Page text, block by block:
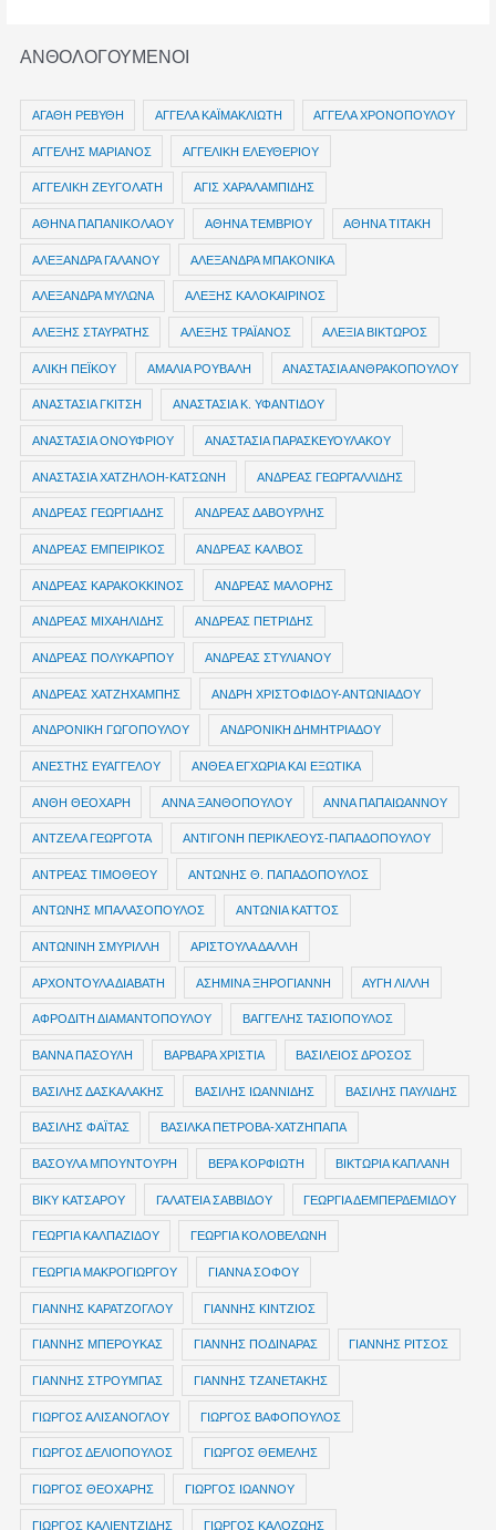
ΑΝΘΟΛΟΓΟΥΜΕΝΟΙ
ΑΓΑΘΗ ΡΕΒΥΘΗ ΑΓΓΕΛΑ ΚΑΪΜΑΚΛΙΩΤΗ ΑΓΓΕΛΑ ΧΡΟΝΟΠΟΥΛΟΥ
ΑΓΓΕΛΗΣ ΜΑΡΙΑΝΟΣ ΑΓΓΕΛΙΚΗ ΕΛΕΥΘΕΡΙΟΥ
ΑΓΓΕΛΙΚΗ ΖΕΥΓΟΛΑΤΗ ΑΓΙΣ ΧΑΡΑΛΑΜΠΙΔΗΣ
ΑΘΗΝΑ ΠΑΠΑΝΙΚΟΛΑΟΥ ΑΘΗΝΑ ΤΕΜΒΡΙΟΥ ΑΘΗΝΑ ΤΙΤΑΚΗ
ΑΛΕΞΑΝΔΡΑ ΓΑΛΑΝΟΥ ΑΛΕΞΑΝΔΡΑ ΜΠΑΚΟΝΙΚΑ
ΑΛΕΞΑΝΔΡΑ ΜΥΛΩΝΑ ΑΛΕΞΗΣ ΚΑΛΟΚΑΙΡΙΝΟΣ
ΑΛΕΞΗΣ ΣΤΑΥΡΑΤΗΣ ΑΛΕΞΗΣ ΤΡΑΪΑΝΟΣ ΑΛΕΞΙΑ ΒΙΚΤΩΡΟΣ
ΑΛΙΚΗ ΠΕΪΚΟΥ ΑΜΑΛΙΑ ΡΟΥΒΑΛΗ ΑΝΑΣΤΑΣΙΑ ΑΝΘΡΑΚΟΠΟΥΛΟΥ
ΑΝΑΣΤΑΣΙΑ ΓΚΙΤΣΗ ΑΝΑΣΤΑΣΙΑ Κ. ΥΦΑΝΤΙΔΟΥ
ΑΝΑΣΤΑΣΙΑ ΟΝΟΥΦΡΙΟΥ ΑΝΑΣΤΑΣΙΑ ΠΑΡΑΣΚΕΥΟΥΛΑΚΟΥ
ΑΝΑΣΤΑΣΙΑ ΧΑΤΖΗΛΟΗ-ΚΑΤΣΩΝΗ ΑΝΔΡΕΑΣ ΓΕΩΡΓΑΛΛΙΔΗΣ
ΑΝΔΡΕΑΣ ΓΕΩΡΓΙΑΔΗΣ ΑΝΔΡΕΑΣ ΔΑΒΟΥΡΛΗΣ
ΑΝΔΡΕΑΣ ΕΜΠΕΙΡΙΚΟΣ ΑΝΔΡΕΑΣ ΚΑΛΒΟΣ
ΑΝΔΡΕΑΣ ΚΑΡΑΚΟΚΚΙΝΟΣ ΑΝΔΡΕΑΣ ΜΑΛΟΡΗΣ
ΑΝΔΡΕΑΣ ΜΙΧΑΗΛΙΔΗΣ ΑΝΔΡΕΑΣ ΠΕΤΡΙΔΗΣ
ΑΝΔΡΕΑΣ ΠΟΛΥΚΑΡΠΟΥ ΑΝΔΡΕΑΣ ΣΤΥΛΙΑΝΟΥ
ΑΝΔΡΕΑΣ ΧΑΤΖΗΧΑΜΠΗΣ ΑΝΔΡΗ ΧΡΙΣΤΟΦΙΔΟΥ-ΑΝΤΩΝΙΑΔΟΥ
ΑΝΔΡΟΝΙΚΗ ΓΩΓΟΠΟΥΛΟΥ ΑΝΔΡΟΝΙΚΗ ΔΗΜΗΤΡΙΑΔΟΥ
ΑΝΕΣΤΗΣ ΕΥΑΓΓΕΛΟΥ ΑΝΘΕΑ ΕΓΧΩΡΙΑ ΚΑΙ ΕΞΩΤΙΚΑ
ΑΝΘΗ ΘΕΟΧΑΡΗ ΑΝΝΑ ΞΑΝΘΟΠΟΥΛΟΥ ΑΝΝΑ ΠΑΠΑΙΩΑΝΝΟΥ
ΑΝΤΖΕΛΑ ΓΕΩΡΓΟΤΑ ΑΝΤΙΓΟΝΗ ΠΕΡΙΚΛΕΟΥΣ-ΠΑΠΑΔΟΠΟΥΛΟΥ
ΑΝΤΡΕΑΣ ΤΙΜΟΘΕΟΥ ΑΝΤΩΝΗΣ Θ. ΠΑΠΑΔΟΠΟΥΛΟΣ
ΑΝΤΩΝΗΣ ΜΠΑΛΑΣΟΠΟΥΛΟΣ ΑΝΤΩΝΙΑ ΚΑΤΤΟΣ
ΑΝΤΩΝΙΝΗ ΣΜΥΡΙΛΛΗ ΑΡΙΣΤΟΥΛΑ ΔΑΛΛΗ
ΑΡΧΟΝΤΟΥΛΑ ΔΙΑΒΑΤΗ ΑΣΗΜΙΝΑ ΞΗΡΟΓΙΑΝΝΗ ΑΥΓΗ ΛΙΛΛΗ
ΑΦΡΟΔΙΤΗ ΔΙΑΜΑΝΤΟΠΟΥΛΟΥ ΒΑΓΓΕΛΗΣ ΤΑΣΙΟΠΟΥΛΟΣ
ΒΑΝΝΑ ΠΑΣΟΥΛΗ ΒΑΡΒΑΡΑ ΧΡΙΣΤΙΑ ΒΑΣΙΛΕΙΟΣ ΔΡΟΣΟΣ
ΒΑΣΙΛΗΣ ΔΑΣΚΑΛΑΚΗΣ ΒΑΣΙΛΗΣ ΙΩΑΝΝΙΔΗΣ ΒΑΣΙΛΗΣ ΠΑΥΛΙΔΗΣ
ΒΑΣΙΛΗΣ ΦΑΪΤΑΣ ΒΑΣΙΛΚΑ ΠΕΤΡΟΒΑ-ΧΑΤΖΗΠΑΠΑ
ΒΑΣΟΥΛΑ ΜΠΟΥΝΤΟΥΡΗ ΒΕΡΑ ΚΟΡΦΙΩΤΗ ΒΙΚΤΩΡΙΑ ΚΑΠΛΑΝΗ
ΒΙΚΥ ΚΑΤΣΑΡΟΥ ΓΑΛΑΤΕΙΑ ΣΑΒΒΙΔΟΥ ΓΕΩΡΓΙΑ ΔΕΜΠΕΡΔΕΜΙΔΟΥ
ΓΕΩΡΓΙΑ ΚΑΛΠΑΖΙΔΟΥ ΓΕΩΡΓΙΑ ΚΟΛΟΒΕΛΩΝΗ
ΓΕΩΡΓΙΑ ΜΑΚΡΟΓΙΩΡΓΟΥ ΓΙΑΝΝΑ ΣΟΦΟΥ
ΓΙΑΝΝΗΣ ΚΑΡΑΤΖΟΓΛΟΥ ΓΙΑΝΝΗΣ ΚΙΝΤΖΙΟΣ
ΓΙΑΝΝΗΣ ΜΠΕΡΟΥΚΑΣ ΓΙΑΝΝΗΣ ΠΟΔΙΝΑΡΑΣ ΓΙΑΝΝΗΣ ΡΙΤΣΟΣ
ΓΙΑΝΝΗΣ ΣΤΡΟΥΜΠΑΣ ΓΙΑΝΝΗΣ ΤΖΑΝΕΤΑΚΗΣ
ΓΙΩΡΓΟΣ ΑΛΙΣΑΝΟΓΛΟΥ ΓΙΩΡΓΟΣ ΒΑΦΟΠΟΥΛΟΣ
ΓΙΩΡΓΟΣ ΔΕΛΙΟΠΟΥΛΟΣ ΓΙΩΡΓΟΣ ΘΕΜΕΛΗΣ
ΓΙΩΡΓΟΣ ΘΕΟΧΑΡΗΣ ΓΙΩΡΓΟΣ ΙΩΑΝΝΟΥ
ΓΙΩΡΓΟΣ ΚΑΛΙΕΝΤΖΙΔΗΣ ΓΙΩΡΓΟΣ ΚΑΛΟΖΩΗΣ